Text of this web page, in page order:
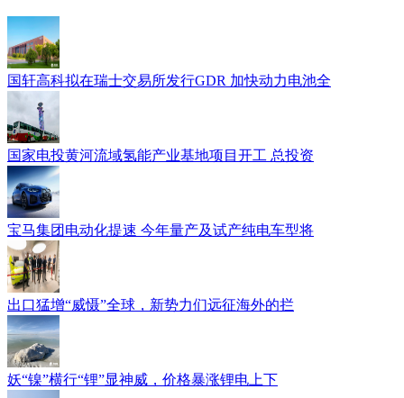
国轩高科拟在瑞士交易所发行GDR 加快动力电池全
国家电投黄河流域氢能产业基地项目开工 总投资
宝马集团电动化提速 今年量产及试产纯电车型将
出口猛增“威慑”全球，新势力们远征海外的拦
妖“镍”横行“锂”显神威，价格暴涨锂电上下